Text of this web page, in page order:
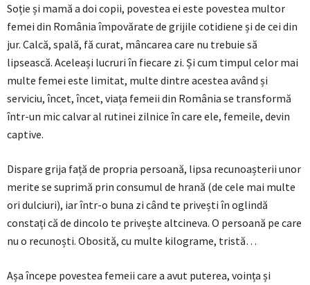
Soție și mamă a doi copii, povestea ei este povestea multor
femei din România împovărate de grijile cotidiene și de cei din
jur. Calcă, spală, fă curat, mâncarea care nu trebuie să
lipsească. Aceleași lucruri în fiecare zi. Și cum timpul celor mai
multe femei este limitat, multe dintre acestea având și
serviciu, încet, încet, viața femeii din România se transformă
într-un mic calvar al rutinei zilnice în care ele, femeile, devin
captive.
Dispare grija față de propria persoană, lipsa recunoașterii unor
merite se suprimă prin consumul de hrană (de cele mai multe
ori dulciuri), iar într-o buna zi când te privești în oglindă
constați că de dincolo te privește altcineva. O persoană pe care
nu o recunoști. Obosită, cu multe kilograme, tristă…
Așa începe povestea femeii care a avut puterea, voința și